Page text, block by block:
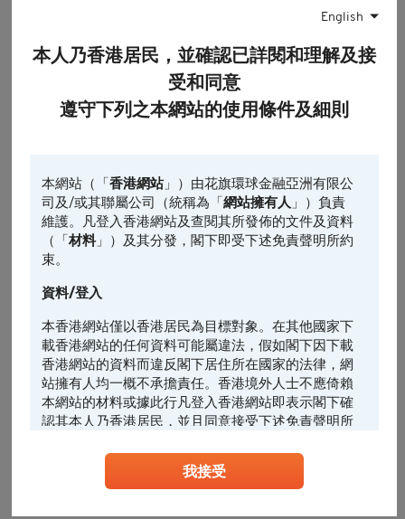
English
本人乃香港居民，並確認已詳閱和理解及接
受和同意
遵守下列之本網站的使用條件及細則
本網站（「香港網站」）由花旗環球金融亞洲有限公
司及/或其聯屬公司（統稱為「網站擁有人 」）負責
維護。凡登入香港網站及查閱其所發佈的文件及資料
（「材料」）及其分發，閣下即受下述免責聲明所約
束。
資料/登入
本香港網站僅以香港居民為目標對象。在其他國家下
載香港網站的任何資料可能屬違法，假如閣下因下載
香港網站的資料而違反閣下居住所在國家的法律，網
站擁有人均一概不承擔責任。香港境外人士不應倚賴
本網站的材料或據此行凡登入香港網站即表示閣下確
認其本人乃香港居民，並且同意接受下述免責聲明所
任何人士登入本香港網站或可能管有其中所載材料，
應當查明及遵照任何適用的限制（包括本文所載
我接受
10:00 14:00 16:00
引伸波幅
-1
-0.75
-0.5
引伸波幅變動% (5日)